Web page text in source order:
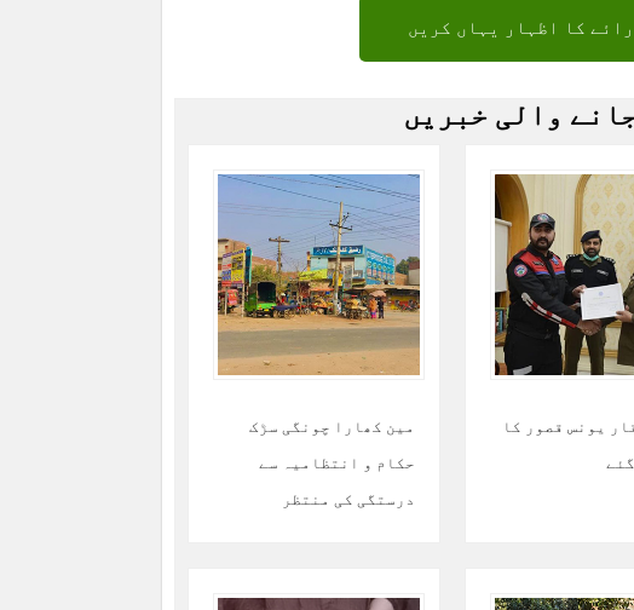
کا اظہار یہاں کریں
والی خبریں
مین کھارا چونگی سڑک
حکام و انتظامیہ سے
درستگی کی منتظر
یونس قصور کا